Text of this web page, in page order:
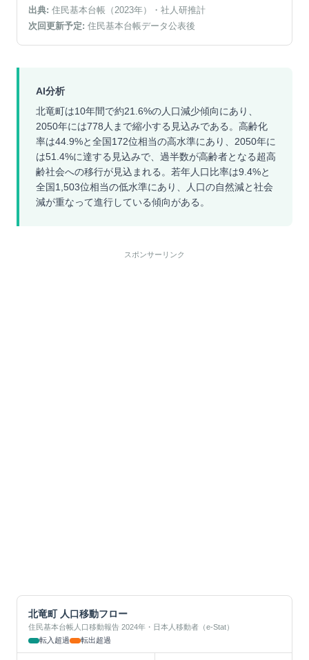
出典: 住民基本台帳（2023年）
・社人研推計
次回更新予定: 住民基本台帳データ公表後
AI分析
北竜町は10年間で約21.6%の人口減少傾向にあり、
2050年には778人まで縮小する見込みである。高齢化
率は44.9%と全国172位相当の高水準にあり、2050年に
は51.4%に達する見込みで、過半数が高齢者となる超高
齢社会への移行が見込まれる。若年人口比率は9.4%と
全国1,503位相当の低水準にあり、人口の自然減と社会
減が重なって進行している傾向がある。
スポンサーリンク
北竜町人口移動フロー
住民基本台帳人口移動報告 2024年・日本人移動者（e-Stat）
転入超過
転出超過